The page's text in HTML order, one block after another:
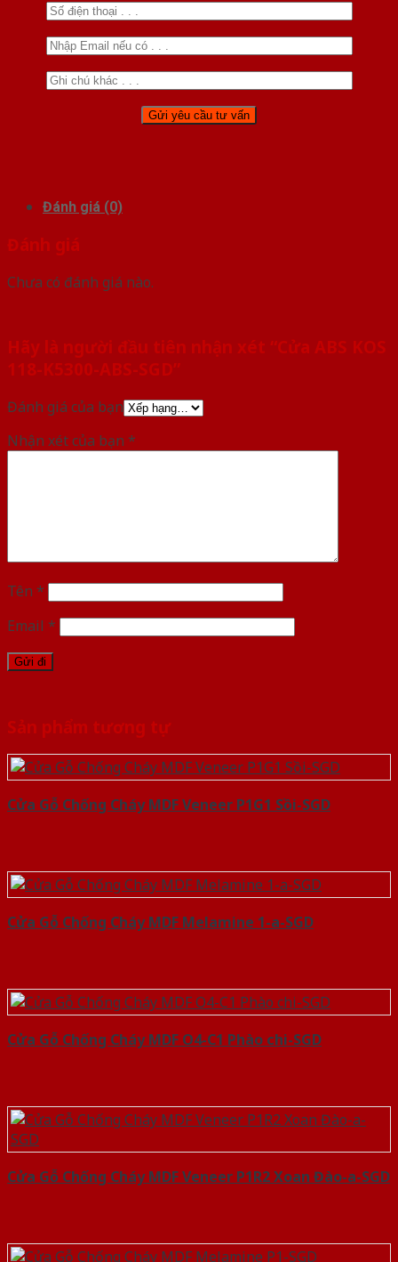
Đánh giá (0)
Đánh giá
Chưa có đánh giá nào.
Hãy là người đầu tiên nhận xét “Cửa ABS KOS
118-K5300-ABS-SGD”
Đánh giá của bạn
Nhận xét của bạn *
Tên *
Email *
Sản phẩm tương tự
Cửa Gỗ Chống Cháy MDF Veneer P1G1 Sồi-SGD
Cửa Gỗ Chống Cháy MDF Melamine 1-a-SGD
Cửa Gỗ Chống Cháy MDF O4-C1 Phào chi-SGD
Cửa Gỗ Chống Cháy MDF Veneer P1R2 Xoan Đào-a-SGD